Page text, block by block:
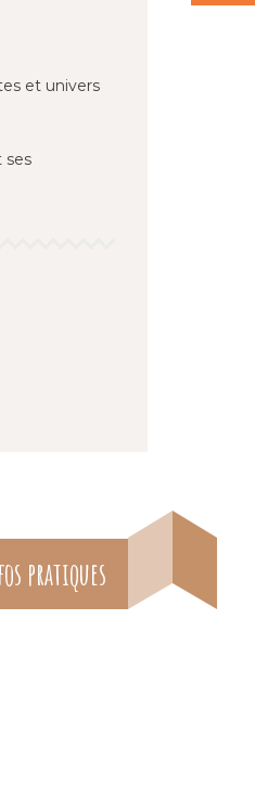
et univers
ses
pratiques